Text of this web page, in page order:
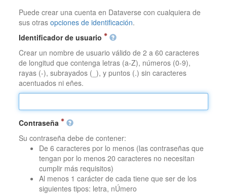
Puede crear una cuenta en Dataverse con cualquiera de
sus otrasopciones de identificación.
Identificador de usuario
Crear un nombre de usuario válido de 2 a 60 caracteres
de longitud que contenga letras (a-Z), números (0-9),
rayas (-), subrayados (_), y puntos (.) sin caracteres
acentuados ni eñes.
Contraseña
Su contraseña debe de contener:
De 6 caracteres por lo menos (las contraseñas que
tengan por lo menos 20 caracteres no necesitan
cumplir más requisitos)
Al menos 1 carácter de cada tiene que ser de los
siguientes tipos: letra, nÚmero